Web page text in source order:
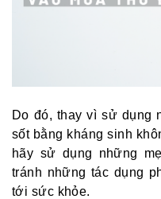
Do đó, thay vì sử dụng
sốt bằng kháng sinh
hãy sử dụng những
tránh những tác dụng
tới sức khỏe.